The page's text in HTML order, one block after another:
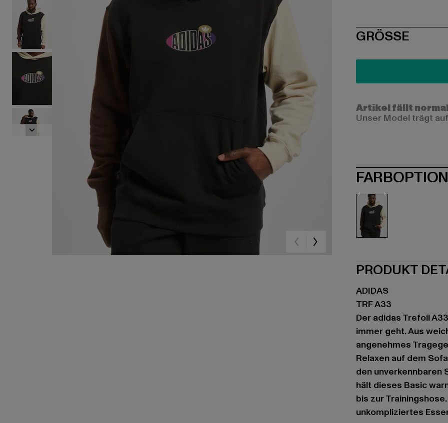
SIZE
GRÖSSE
Artikel fällt
Unser Model trägt
PRODUKT
ADIDAS
TRF A33
Der adidas Trefoil
immer geht. Aus
angenehmes
Relaxen auf dem
den unverkennbaren
hält dieses Basic
bis zur
unkompliziertes